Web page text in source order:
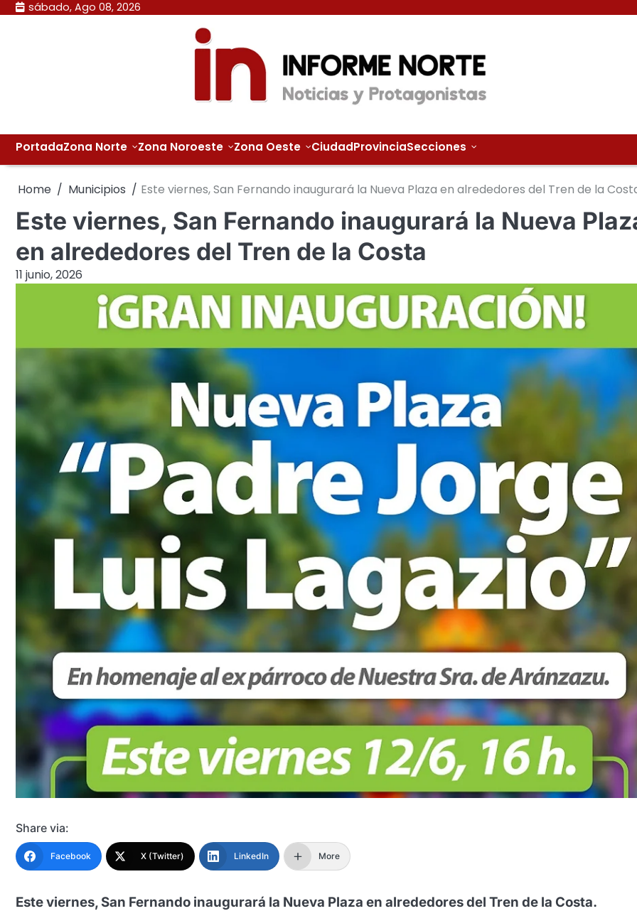
Skip sábado, Ago 08, 2026
PortadaZona Norte Zona Noroeste Zona Oeste CiudadProvinciaSecciones
Home Municipios Este viernes, San Fernando inaugurará la Nueva Plaza en alrededores del Tren de la
Este viernes, San Fernando inaugurará la Nueva
en alrededores del Tren de la Costa
11 junio, 2026
Share via:
Facebook X (Twitter) LinkedIn More
Este viernes, San Fernando inaugurará la Nueva Plaza en alrededores del Tren de la Costa.